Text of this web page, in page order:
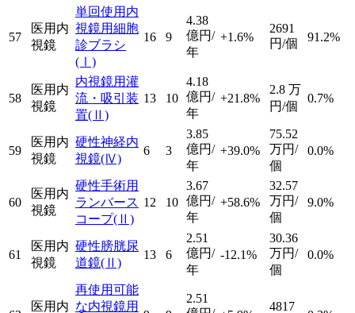
57
医用内
視鏡
単回使用内
視鏡用細胞
診ブラシ
(Ⅰ)
16 9
4.38
億円/
年
+1.6%
2691
円/個
91.2%
58
医用内
視鏡
内視鏡用灌
流・吸引装
置(Ⅱ)
13 10
4.18
億円/
年
+21.8%
2.8 万
円/個
0.7%
59
医用内
視鏡
硬性神経内
視鏡(Ⅳ)
6 3
3.85
億円/
年
+39.0%
75.52
万円/
個
0.0%
60
医用内
視鏡
硬性手術用
ランバース
コープ(Ⅱ)
12 10
3.67
億円/
年
+58.6%
32.57
万円/
個
9.0%
61
医用内
視鏡
硬性膀胱尿
道鏡(Ⅱ)
13 6
2.51
億円/
年
-12.1%
30.36
万円/
個
0.0%
医用内
再使用可能
な内視鏡用
2.51
4817